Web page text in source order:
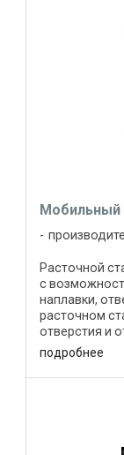
Мобильный
Расточной
с
наплавки,
расточном
отверстия и
подробнее